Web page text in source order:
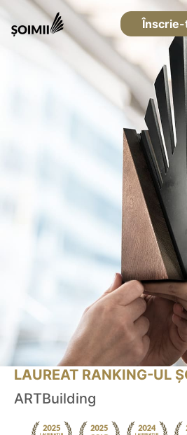
Înscrie-
LAUREAT RANKING-UL
ARTBuilding